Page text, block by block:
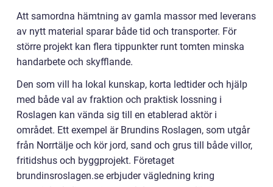
Att samordna hämtning av gamla massor med leverans
av nytt material sparar både tid och transporter. För
större projekt kan flera tippunkter runt tomten minska
handarbete och skyfflande.
Den som vill ha lokal kunskap, korta ledtider och hjälp
med både val av fraktion och praktisk lossning i
Roslagen kan vända sig till en etablerad aktör i
området. Ett exempel är Brundins Roslagen, som utgår
från Norrtälje och kör jord, sand och grus till både villor,
fritidshus och byggprojekt. Företaget
brundinsroslagen.se erbjuder vägledning kring